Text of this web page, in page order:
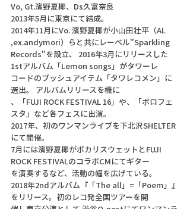
Vo, Gt.濱野夏椰、Ds久富奈良
2013年5月に東京にて結成。
2014年11月にVo. 濱野夏椰が小山田壮平（AL
,ex.andymori）らと共にレーベル"Sparkling
Records"を設立、 2016年3月にリリースした
1stアルバム「Lemon songs」がタワーレ
コードのプッシュアイテム「タワレコメン」に
選出。 アルバムリリースを機に
、「FUJI ROCK FESTIVAL 16」や、「ボロフェ
スタ」など各フェスに出演。
2017年、初のワンマンライブを下北沢SHELTER
にて開催。
7月には濱野夏椰がポカリスウェットとFUJI
ROCK FESTIVALのコラボCMにてギター
を演奏するなど、活動の幅を広げている。
2018年2ndアルバム『「The all」=「Poem」』
をリリース。初のレコ発全国ツアーを開